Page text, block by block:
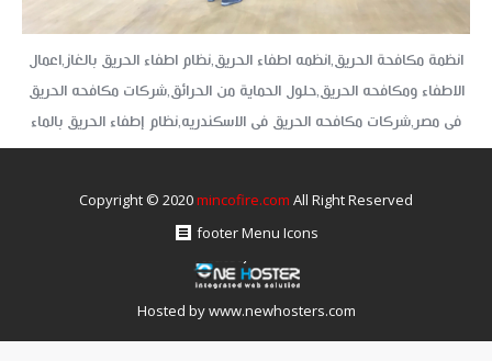
انظمة مكافحة الحريق,انظمه اطفاء الحريق,نظام اطفاء الحريق بالغاز,اعمال
الاطفاء ومكافحه الحريق,حلول الحماية من الحرائق,شركات مكافحه الحريق
فى مصر,شركات مكافحه الحريق فى الاسكندريه,نظام إطفاء الحريق بالماء
Copyright © 2020mincofire.com All Right Reserved
footer Menu Icons
Hosted bywww.newhosters.com